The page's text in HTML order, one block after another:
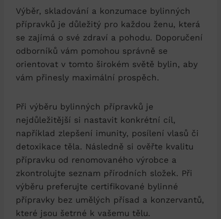
Výběr, skladování a konzumace bylinných
přípravků je důležitý pro každou ženu, která
se zajímá o své zdraví a pohodu. Doporučení
odborníků vám pomohou správně se
orientovat v tomto širokém světě bylin, aby
vám přinesly maximální prospěch.
Při výběru bylinných přípravků je
nejdůležitější si nastavit konkrétní cíl,
například zlepšení imunity, posílení vlasů či
detoxikace těla. Následně si ověřte kvalitu
přípravku od renomovaného výrobce a
zkontrolujte seznam přírodních složek. Při
výběru preferujte certifikované bylinné
přípravky bez umělých přísad a konzervantů,
které jsou šetrné k vašemu tělu.